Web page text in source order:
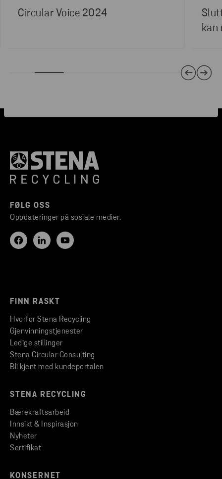
Circular Voice 2024
kan
FØLG OSS
Oppdateringer på sosiale medier.
FINN RASKT
Hvorfor Stena Recycling
Gjenvinningstjenester
Ledige stillinger
Stena Circular Consulting
Bli kjent med kundeportalen
STENA RECYCLING
Bærekraftsarbeid
Innsikt & Inspirasjon
Nyheter
Sertifikat
KONSERNET